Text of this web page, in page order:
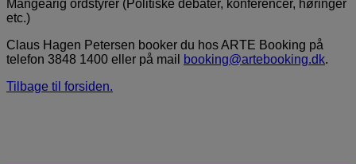
Mangeårig ordstyrer (Politiske debater, konferencer, høringer
etc.)
Claus Hagen Petersen booker du hos ARTE Booking på
telefon 3848 1400 eller på mail
booking@artebooking.dk.
Tilbage til forsiden.